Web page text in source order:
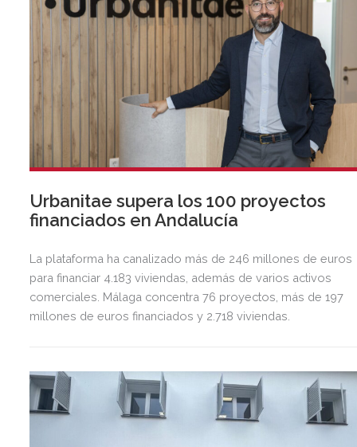
Urbanitae supera los 100 proyectos
financiados en Andalucía
La plataforma ha canalizado más de 246 millones de euros
para financiar 4.183 viviendas, además de varios activos
comerciales. Málaga concentra 76 proyectos, más de 197
millones de euros financiados y 2.718 viviendas.